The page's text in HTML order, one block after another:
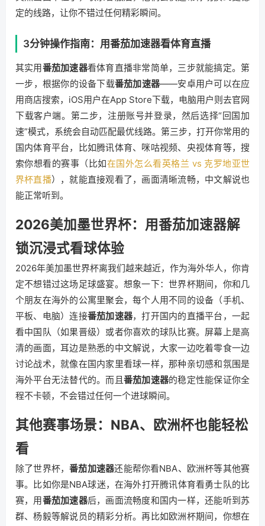
定的线路，让你不错过任何精彩瞬间。
3分钟操作指南：用番茄加速器看体育直播
其实用番茄加速器看体育直播非常简单，三步就能搞定。第
一步，根据你的设备下载番茄加速器——安卓用户可以在应
用商店搜索，iOS用户在App Store下载，电脑用户则去官网
下载客户端。第二步，注册账号并登录，然后选择“回国加
速”模式，系统会自动匹配最优线路。第三步，打开你常用的
国内体育平台，比如腾讯体育、咪咕视频、央视体育等，搜
索你想看的赛事（比如在国外怎么看英格兰 vs 克罗地亚世
界杯直播），就能直接观看了，画面清晰流畅，中文解说也
能正常听到。
2026美加墨世界杯：用番茄加速器解
锁沉浸式看球体验
2026年美加墨世界杯离我们越来越近，作为海外华人，你肯
定不想错过这场足球盛宴。想象一下：世界杯期间，你和几
个朋友在海外的公寓里聚会，每个人用不同的设备（手机、
平板、电脑）连接番茄加速器，打开国内的直播平台，一起
看中国队（如果晋级）或者你喜欢的球队比赛。屏幕上是高
清的画面，耳边是熟悉的中文解说，大家一边吃着零食一边
讨论战术，就像在国内家里看球一样，那种亲切感和氛围是
海外平台无法替代的。而且番茄加速器的稳定性能保证你全
程不卡顿，不会错过任何一个进球瞬间。
其他赛事场景：NBA、欧洲杯也能轻松
看
除了世界杯，番茄加速器还能帮你看NBA、欧洲杯等其他赛
事。比如你是NBA球迷，在海外打开腾讯体育看勇士队的比
赛，用番茄加速器后，画面流畅度和国内一样，还能听到苏
群、杨毅等解说员的精彩分析。再比如欧洲杯期间，你想在